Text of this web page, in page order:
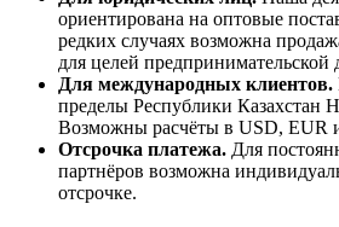
ориентирована на оптовые
редких случаях возможна
для целей предпринимательской
Для международных клиентов.
пределы Республики Казахстан
Возможны расчёты в USD, EUR
Отсрочка платежа. Для
партнёров возможна
отсрочке.